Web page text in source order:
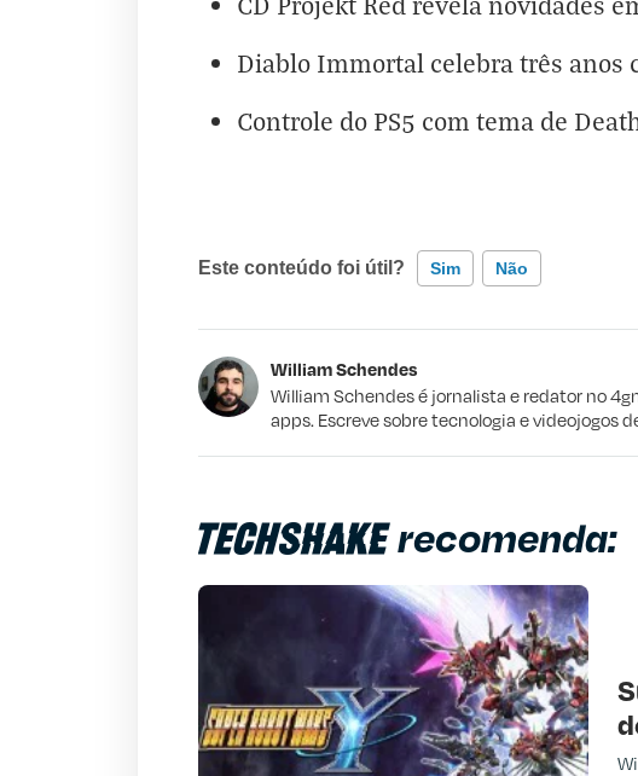
Diablo Immortal celebra três anos
Controle do PS5 com tema de
Este conteúdo foi útil? Sim Não
Este conteúdo não tem a informação que procuro
William Schendes
William Schendes é jornalista e redator no
apps. Escreve sobre tecnologia e videojogos
recomenda: